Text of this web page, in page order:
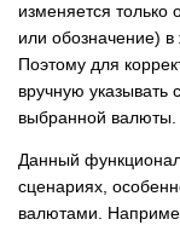
изменяется
или обозначение)
Поэтому для
вручную указывать
выбранной валюты.
Данный
сценариях,
валютами.